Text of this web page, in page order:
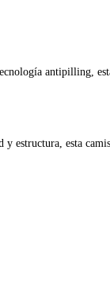
antipilling,
estructura, esta